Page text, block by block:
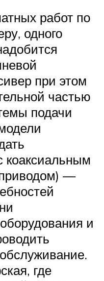
работ по
одного
при этом
частью
подачи
коаксиальным
—
и
где